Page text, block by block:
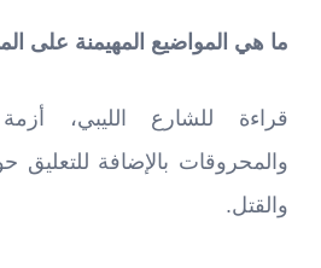
ما هي المواضيع المهيمنة على
قراءة للشارع الليبي، أزمة
والمحروقات بالإضافة
والقتل.